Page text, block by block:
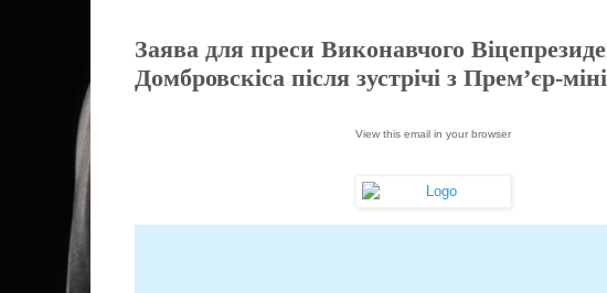
Заява для преси Виконавчого
Домбровскіса після зустрічі з Прем’єр-
View this email in your browser